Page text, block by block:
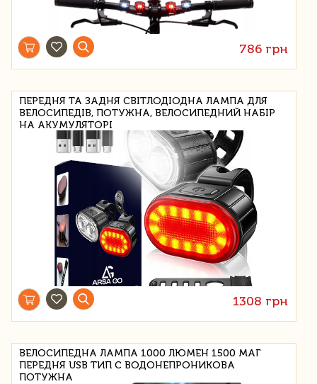
786 грн
ПЕРЕДНЯ ТА ЗАДНЯ СВІТЛОДІОДНА ЛАМПА ДЛЯ
ВЕЛОСИПЕДІВ, ПОТУЖНА, ВЕЛОСИПЕДНИЙ НАБІР
НА АКУМУЛЯТОРІ
1308 грн
ВЕЛОСИПЕДНА ЛАМПА 1000 ЛЮМЕН 1500 МАГ
ПЕРЕДНЯ USB ТИП C ВОДОНЕПРОНИКОВА
ПОТУЖНА